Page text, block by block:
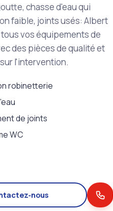
chasse d'eau qui
faible, joints usés: Albert
vos équipements de
des pièces de qualité et
l'intervention.
robinetterie
de joints
WC